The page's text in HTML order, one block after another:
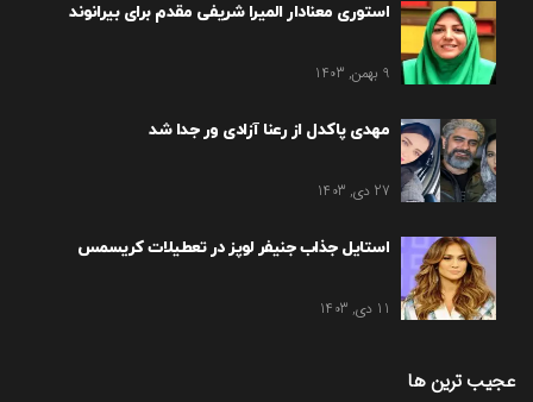
استوری معنادار المیرا شریفی مقدم برای بیرانوند
9 بهمن, 1403
مهدی پاکدل از رعنا آزادی ور جدا شد
27 دی, 1403
استایل جذاب جنیفر لوپز در تعطیلات کریسمس
11 دی, 1403
عجیب ترین ها